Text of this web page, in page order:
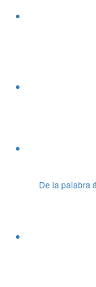
De la palabra